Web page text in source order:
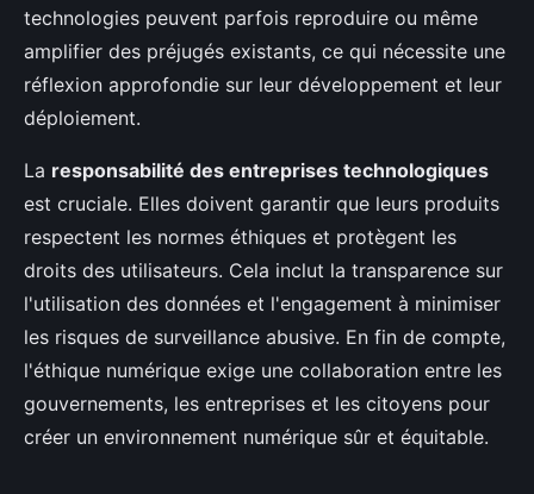
technologies peuvent parfois reproduire ou même
amplifier des préjugés existants, ce qui nécessite une
réflexion approfondie sur leur développement et leur
déploiement.
La responsabilité des entreprises technologiques
est cruciale. Elles doivent garantir que leurs produits
respectent les normes éthiques et protègent les
droits des utilisateurs. Cela inclut la transparence sur
l'utilisation des données et l'engagement à minimiser
les risques de surveillance abusive. En fin de compte,
l'éthique numérique exige une collaboration entre les
gouvernements, les entreprises et les citoyens pour
créer un environnement numérique sûr et équitable.